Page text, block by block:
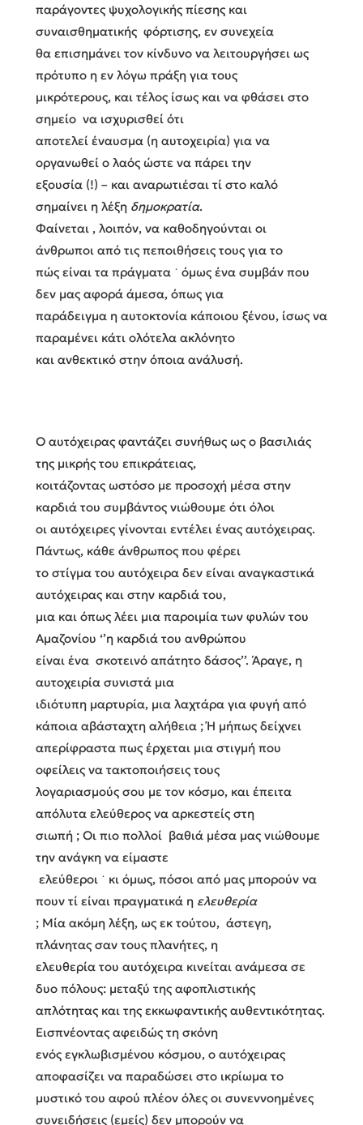
παράγοντες ψυχολογικής πίεσης και
συναισθηματικής φόρτισης, εν συνεχεία
θα επισημάνει τον κίνδυνο να λειτουργήσει ως
πρότυπο η εν λόγω πράξη για τους
μικρότερους, και τέλος ίσως και να φθάσει στο
σημείο να ισχυρισθεί ότι
αποτελεί έναυσμα (η αυτοχειρία) για να
οργανωθεί ο λαός ώστε να πάρει την
εξουσία (!) – και αναρωτιέσαι τί στο καλό
σημαίνει η λέξη δημοκρατία.
Φαίνεται , λοιπόν, να καθοδηγούνται οι
άνθρωποι από τις πεποιθήσεις τους για το
πώς είναι τα πράγματα ˙ όμως ένα συμβάν που
δεν μας αφορά άμεσα, όπως για
παράδειγμα η αυτοκτονία κάποιου ξένου, ίσως να
παραμένει κάτι ολότελα ακλόνητο
και ανθεκτικό στην όποια ανάλυσή.
Ο αυτόχειρας φαντάζει συνήθως ως ο βασιλιάς
της μικρής του επικράτειας,
κοιτάζοντας ωστόσο με προσοχή μέσα στην
καρδιά του συμβάντος νιώθουμε ότι όλοι
οι αυτόχειρες γίνονται εντέλει ένας αυτόχειρας.
Πάντως, κάθε άνθρωπος που φέρει
το στίγμα του αυτόχειρα δεν είναι αναγκαστικά
αυτόχειρας και στην καρδιά του,
μια και όπως λέει μια παροιμία των φυλών του
Αμαζονίου ‘’η καρδιά του ανθρώπου
είναι ένα σκοτεινό απάτητο δάσος’’. Άραγε, η
αυτοχειρία συνιστά μια
ιδιότυπη μαρτυρία, μια λαχτάρα για φυγή από
κάποια αβάσταχτη αλήθεια ; Ή μήπως δείχνει
απερίφραστα πως έρχεται μια στιγμή που
οφείλεις να τακτοποιήσεις τους
λογαριασμούς σου με τον κόσμο, και έπειτα
απόλυτα ελεύθερος να αρκεστείς στη
σιωπή ; Οι πιο πολλοί βαθιά μέσα μας νιώθουμε
την ανάγκη να είμαστε
ελεύθεροι ˙ κι όμως, πόσοι από μας μπορούν να
πουν τί είναι πραγματικά η ελευθερία
; Μία ακόμη λέξη, ως εκ τούτου, άστεγη,
πλάνητας σαν τους πλανήτες, η
ελευθερία του αυτόχειρα κινείται ανάμεσα σε
δυο πόλους: μεταξύ της αφοπλιστικής
απλότητας και της εκκωφαντικής αυθεντικότητας.
Εισπνέοντας αφειδώς τη σκόνη
ενός εγκλωβισμένου κόσμου, ο αυτόχειρας
αποφασίζει να παραδώσει στο ικρίωμα το
μυστικό του αφού πλέον όλες οι συνεννοημένες
συνειδήσεις (εμείς) δεν μπορούν να